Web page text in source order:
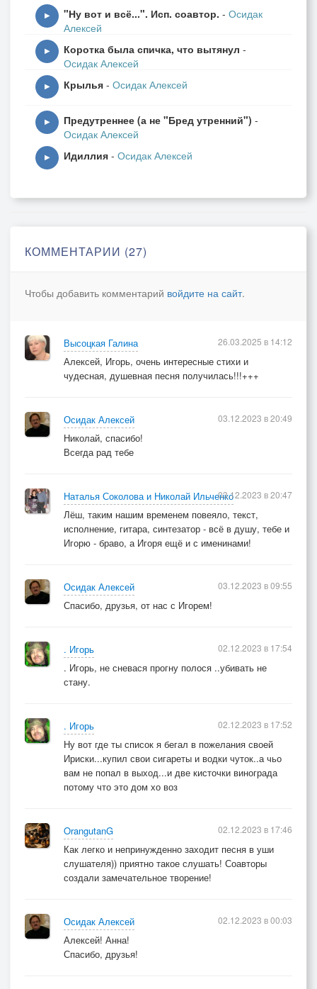
Припев:
И сойдутся два года в 12 часов
И как донор прошедший воль;т в молодого
Свою кровь - своё время до края бортов
2 куплет:
Новогодних ночей легионы!
Нужно праздновать, как вы хотели?
Припев:
И сойдутся два года в 12 часов
И как донор прошедший воль;т в молодого
Свою кровь - своё время до края бортов
3 куплет
А Мороз приковал их друг к другу
В эту ночь даже ель зацвела
▶ "Ну вот и всё...". Исп. соавтор. - Осидак
Алексей
▶ Коротка была спичка, что вытянул -
Осидак Алексей
▶ Крылья - Осидак Алексей
▶ Предутреннее (а не "Бред утренний") -
Осидак Алексей
▶ Идиллия - Осидак Алексей
КОММЕНТАРИИ (27)
Чтобы добавить комментарий войдите на сайт.
Высоцкая Галина
Алексей, Игорь, очень интересные стихи и
чудесная, душевная песня получилась!!!+++
26.03.2025 в 14:12
Осидак Алексей
Николай, спасибо!
Всегда рад тебе
03.12.2023 в 20:49
Наталья Соколова и Николай Ильченко
Лёш, таким нашим временем повеяло, текст,
исполнение, гитара, синтезатор - всё в душу, тебе и
Игорю - браво, а Игоря ещё и с именинами!
03.12.2023 в 20:47
Осидак Алексей
Спасибо, друзья, от нас с Игорем!
03.12.2023 в 09:55
. Игорь
. Игорь, не сневася прогну полося ..убивать не
стану.
02.12.2023 в 17:54
. Игорь
Ну вот где ты список я бегал в пожелания своей
Ириски...купил свои сигареты и водки чуток..а чьо
вам не попал в выход...и две кисточки винограда
потому что это дом хо воз
02.12.2023 в 17:52
OrangutanG
Как легко и непринужденно заходит песня в уши
слушателя)) приятно такое слушать! Соавторы
создали замечательное творение!
02.12.2023 в 17:46
Осидак Алексей
Алексей! Анна!
Спасибо, друзья!
02.12.2023 в 00:03